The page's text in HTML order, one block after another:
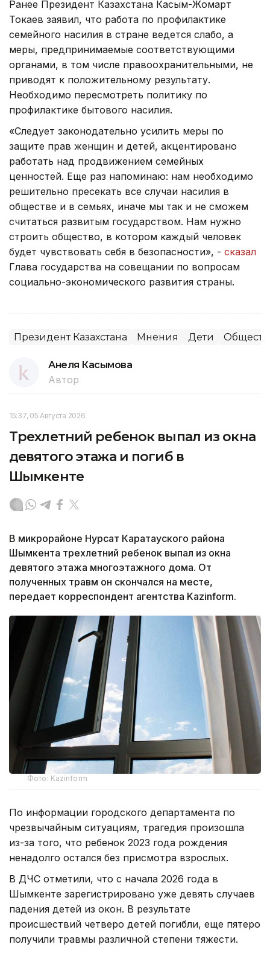
Ранее Президент Казахстана Касым-Жомарт
Токаев заявил, что работа по профилактике
семейного насилия в стране ведется слабо, а
меры, предпринимаемые соответствующими
органами, в том числе правоохранительными, не
приводят к положительному результату.
Необходимо пересмотреть политику по
профилактике бытового насилия.
«Следует законодательно усилить меры по
защите прав женщин и детей, акцентировано
работать над продвижением семейных
ценностей. Еще раз напоминаю: нам необходимо
решительно пресекать все случаи насилия в
обществе и в семьях, иначе мы так и не сможем
считаться развитым государством. Нам нужно
строить общество, в котором каждый человек
будет чувствовать себя в безопасности», - сказал
Глава государства на совещании по вопросам
социально-экономического развития страны.
Президент Казахстана Мнения Дети
Анеля Касымова
Автор
15:37, 05 Августа 2026
Трехлетний ребенок выпал из окна
девятого этажа и погиб в
Шымкенте
В микрорайоне Нурсат Каратауского района
Шымкента трехлетний ребенок выпал из окна
девятого этажа многоэтажного дома. От
полученных травм он скончался на месте,
передает корреспондент агентства Kazinform.
Фото: Kazinform
По информации городского департамента по
чрезвычайным ситуациям, трагедия произошла
из-за того, что ребенок 2023 года рождения
ненадолго остался без присмотра взрослых.
В ДЧС отметили, что с начала 2026 года в
Шымкенте зарегистрировано уже девять случаев
падения детей из окон. В результате
происшествий четверо детей погибли, еще пятеро
получили травмы различной степени тяжести.